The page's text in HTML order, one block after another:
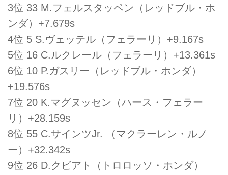
3位 33 M.フェルスタッペン（レッドブル・ホ
ンダ）+7.679s
4位 5 S.ヴェッテル（フェラーリ）+9.167s
5位 16 C.ルクレール（フェラーリ）+13.361s
6位 10 P.ガスリー（レッドブル・ホンダ）
+19.576s
7位 20 K.マグヌッセン（ハース・フェラー
リ）+28.159s
8位 55 C.サインツJr. （マクラーレン・ルノ
ー）+32.342s
9位 26 D.クビアト（トロロッソ・ホンダ）